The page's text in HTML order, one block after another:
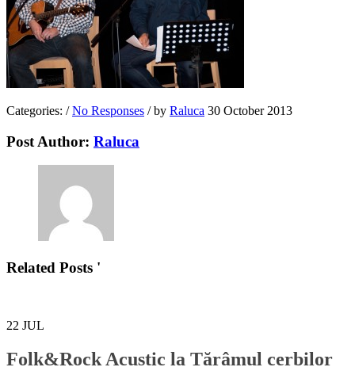
Categories: / No Responses /by Raluca 30 October 2013
Post Author: Raluca
Related Posts '
22 JUL
Folk&Rock Acustic la Tărâmul cerbilor